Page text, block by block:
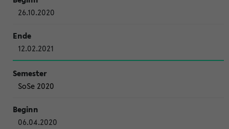
26.10.2020
12.02.2021
SoSe 2020
06.04.2020